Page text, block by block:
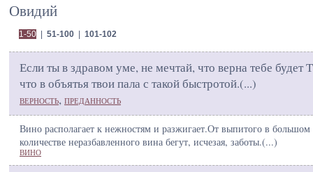
Овидий
1-50| 51-100| 101-102
Если ты в здравом уме, не мечтай, что верна тебе будет
что в объятья твои пала с такой быстротой.(...)
ВЕРНОСТЬ, ПРЕДАННОСТЬ
Вино располагает к нежностям и разжигает.От выпитого в большом
количестве неразбавленного вина бегут, исчезая, заботы.(...)
ВИНО